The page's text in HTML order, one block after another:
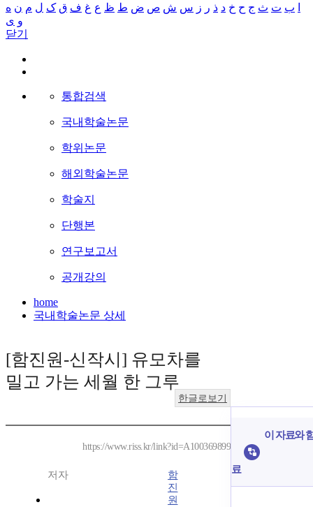
ب ت ث ج ح خ د ذ ر ز س ش ص ض ط ظ ع غ ف ق ک ل م ن ه
و ی
닫기
통합검색
국내학술논문
학위논문
해외학술논문
학술지
단행본
연구보고서
공개강의
home
국내학술논문 상세
[함진원-신작시] 유모차를
밀고 가는 세월 한 그루
한글로보기
https://www.riss.kr/link?id=A100369899
저자
함
진
원
이 자료와
료